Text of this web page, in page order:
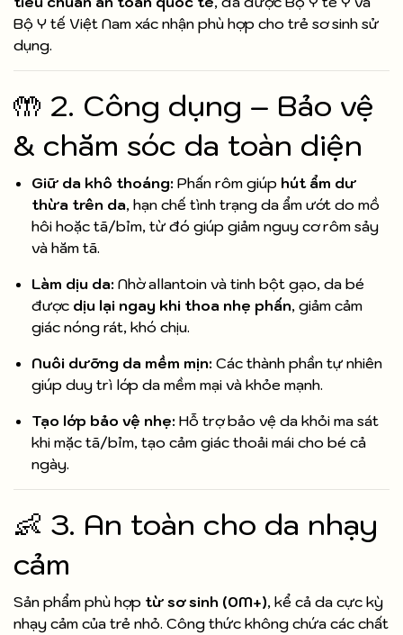
Bộ Y tế Việt Nam xác nhận phù hợp cho trẻ sơ sinh sử
dụng.
🤲 2. Công dụng – Bảo vệ
& chăm sóc da toàn diện
Giữ da khô thoáng: Phấn rôm giúp hút ẩm dư
thừa trên da, hạn chế tình trạng da ẩm ướt do mồ
hôi hoặc tã/bỉm, từ đó giúp giảm nguy cơ rôm sảy
và hăm tã.
Làm dịu da: Nhờ allantoin và tinh bột gạo, da bé
được dịu lại ngay khi thoa nhẹ phấn, giảm cảm
giác nóng rát, khó chịu.
Nuôi dưỡng da mềm mịn: Các thành phần tự nhiên
giúp duy trì lớp da mềm mại và khỏe mạnh.
Tạo lớp bảo vệ nhẹ: Hỗ trợ bảo vệ da khỏi ma sát
khi mặc tã/bỉm, tạo cảm giác thoải mái cho bé cả
ngày.
👶 3. An toàn cho da nhạy
cảm
Sản phẩm phù hợp từ sơ sinh (0M+), kể cả da cực kỳ
nhạy cảm của trẻ nhỏ. Công thức không chứa các chất